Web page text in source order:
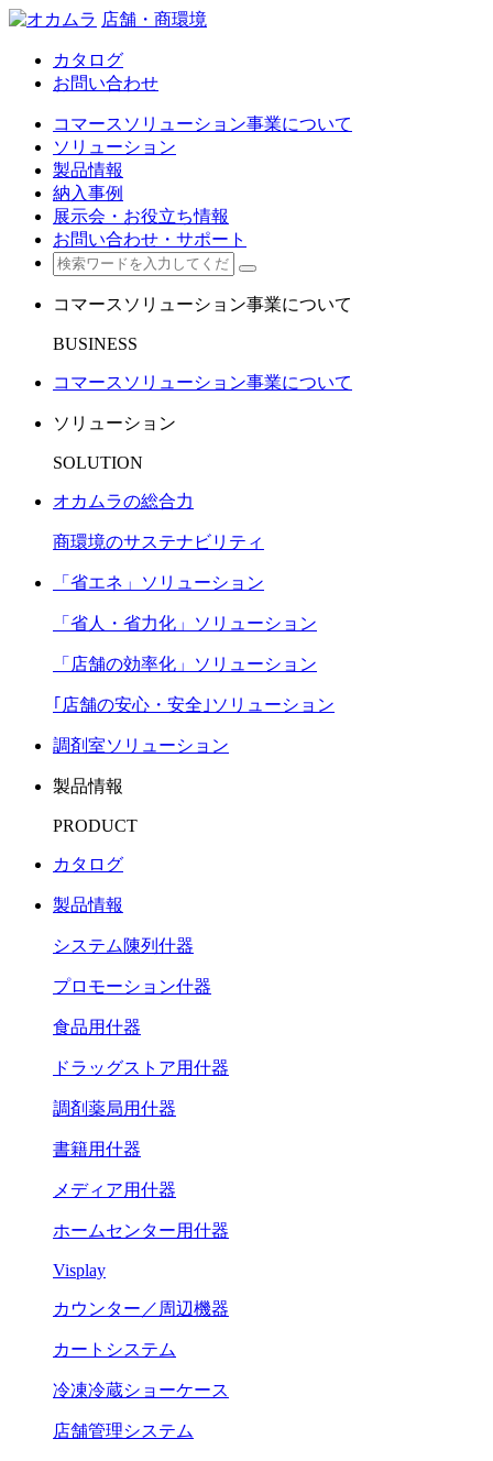
店舗・商環境
カタログ
お問い合わせ
コマースソリューション事業について
ソリューション
製品情報
納入事例
展示会・お役立ち情報
お問い合わせ・サポート
コマースソリューション事業について
BUSINESS
コマースソリューション事業について
ソリューション
SOLUTION
オカムラの総合力
商環境のサステナビリティ
「省エネ」ソリューション
「省人・省力化」ソリューション
「店舗の効率化」ソリューション
｢店舗の安心・安全｣ソリューション
調剤室ソリューション
製品情報
PRODUCT
カタログ
製品情報
システム陳列什器
プロモーション什器
食品用什器
ドラッグストア用什器
調剤薬局用什器
書籍用什器
メディア用什器
ホームセンター用什器
Visplay
カウンター／周辺機器
カートシステム
冷凍冷蔵ショーケース
店舗管理システム